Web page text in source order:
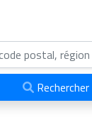
Rechercher